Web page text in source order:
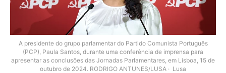
A presidente do grupo parlamentar do Partido Comunista Português
(PCP), Paula Santos, durante uma conferência de imprensa para
apresentar as conclusões das Jornadas Parlamentares, em Lisboa, 15 de
outubro de 2024. RODRIGO ANTUNES/LUSA
Lusa